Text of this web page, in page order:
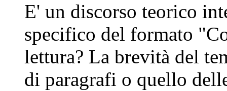
E' un discorso teorico
specifico del formato
lettura? La brevità del
di paragrafi o quello